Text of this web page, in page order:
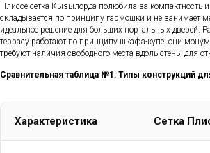
Плиссе сетка Кызылорда полюбила за компактность и
складывается по принципу гармошки и не занимает
идеальное решение для больших портальных дверей.
террасу работают по принципу шкафа-купе, они
требуют наличия свободного места вдоль стены для
Сравнительная таблица №1: Типы конструкций
Характеристика Сетка